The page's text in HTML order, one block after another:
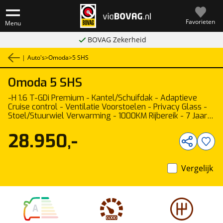
Menu Favorieten
BOVAG Zekerheid
| Auto's>Omoda>5 SHS
Omoda 5 SHS
-H 1.6 T-GDi Premium - Kantel/Schuifdak - Adaptieve
Cruise control - Ventilatie Voorstoelen - Privacy Glass -
Stoel/Stuurwiel Verwarming - 1000KM Rijbereik - 7 Jaar
A
28.950,-
Vergelijk